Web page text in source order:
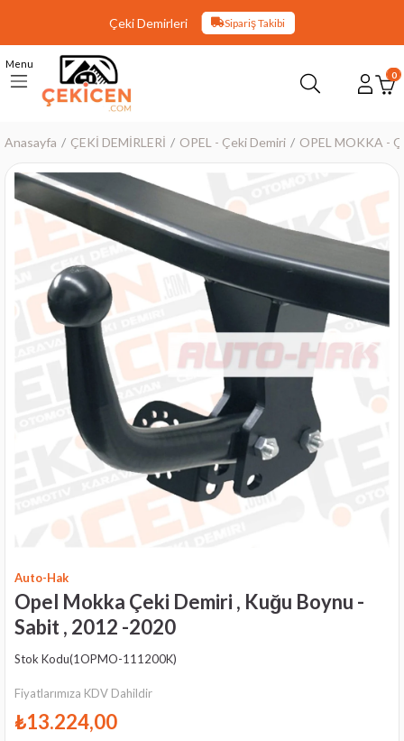
Çeki Demirleri Sipariş Takibi
Menu
0
Anasayfa ÇEKİ DEMİRLERİ OPEL - Çeki Demiri OPEL MOKKA -
›
Auto-Hak
Opel Mokka Çeki Demiri , Kuğu Boynu -
Sabit , 2012 -2020
Stok Kodu(1OPMO-111200K)
Fiyatlarımıza KDV Dahildir
₺13.224,00